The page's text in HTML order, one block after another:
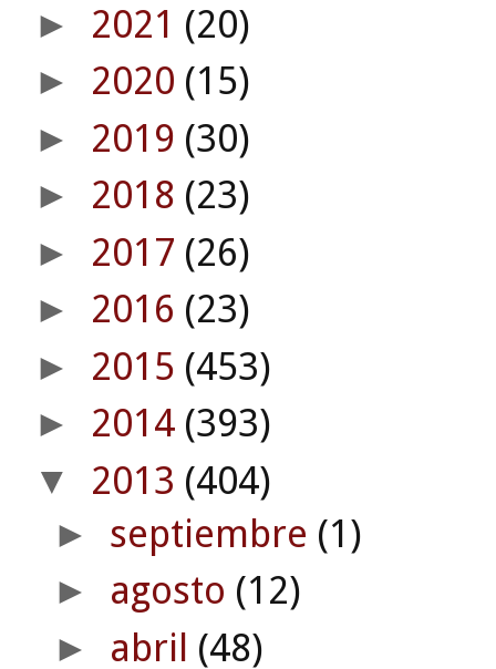
► 2021 (20)
► 2020 (15)
► 2019 (30)
► 2018 (23)
► 2017 (26)
► 2016 (23)
► 2015 (453)
► 2014 (393)
▼ 2013 (404)
► septiembre (1)
► agosto (12)
► abril (48)